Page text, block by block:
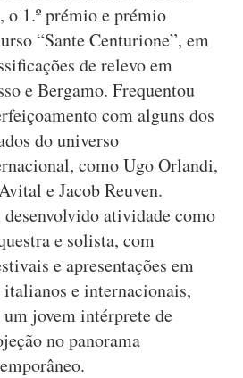
1.º prémio e prémio
“Sante Centurione”, em
de relevo em
e Bergamo. Frequentou
com alguns dos
do universo
como Ugo Orlandi,
e Jacob Reuven.
atividade como
e solista, com
e apresentações em
e internacionais,
jovem intérprete de
no panorama